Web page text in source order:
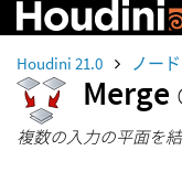
Houdini 21.0 ノード
Merge
複数の入力の平面を結